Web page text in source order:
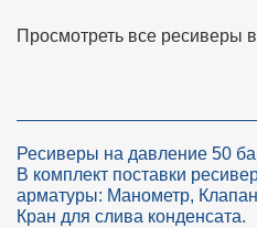
Просмотреть все ресиверы
Ресиверы на давление 50
В комплект поставки
арматуры: Манометр,
Кран для слива конденсата.